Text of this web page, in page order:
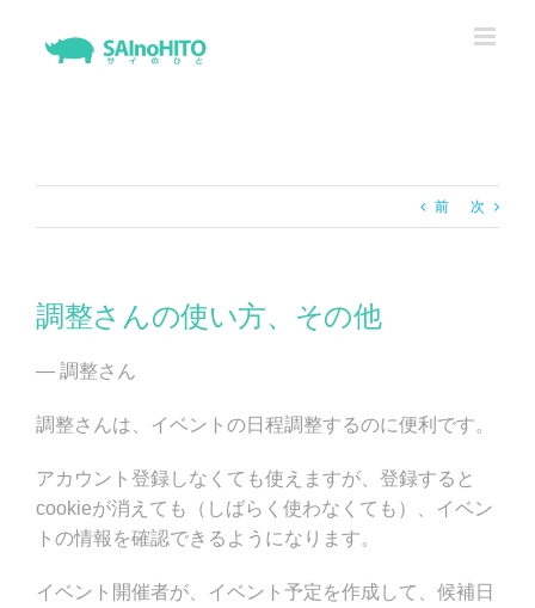
前 次
調整さんの使い方、その他
— 調整さん
調整さんは、イベントの日程調整するのに便利です。
アカウント登録しなくても使えますが、登録すると
cookieが消えても（しばらく使わなくても）、イベン
トの情報を確認できるようになります。
イベント開催者が、イベント予定を作成して、候補日